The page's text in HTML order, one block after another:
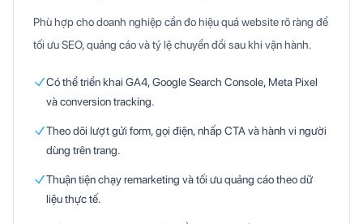
Phù hợp cho doanh nghiệp cần đo hiệu quả website rõ ràng để
tối ưu SEO, quảng cáo và tỷ lệ chuyển đổi sau khi vận hành.
Có thể triển khai GA4, Google Search Console, Meta Pixel
và conversion tracking.
Theo dõi lượt gửi form, gọi điện, nhấp CTA và hành vi người
dùng trên trang.
Thuận tiện chạy remarketing và tối ưu quảng cáo theo dữ
liệu thực tế.